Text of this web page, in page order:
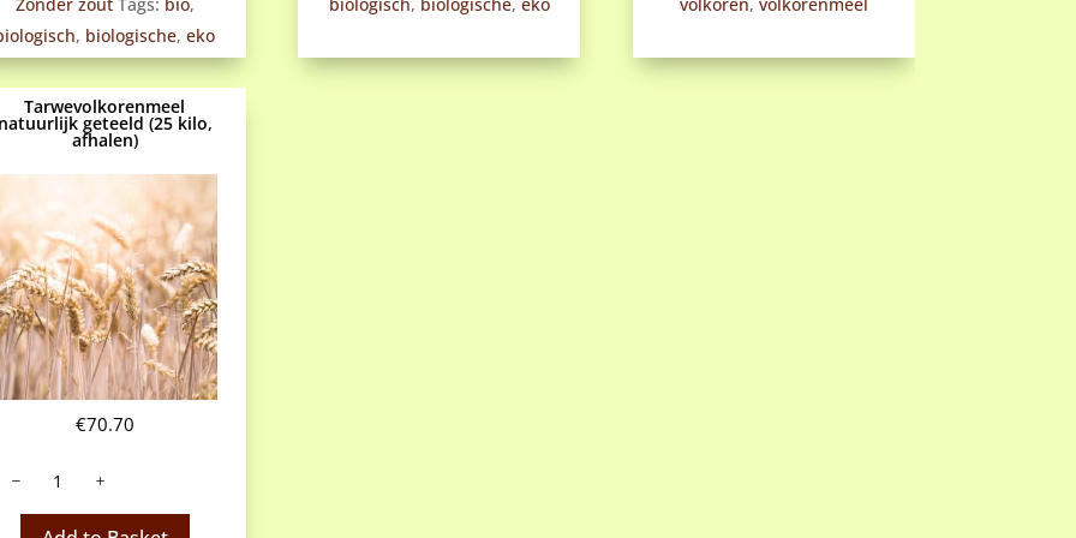
Zonder zout Tags: bio,
, biologische,eko
biologisch, biologische, eko volkoren, volkorenmeel
Tarwevolkorenmeel
geteeld (25 kilo,
afhalen)
€70.70